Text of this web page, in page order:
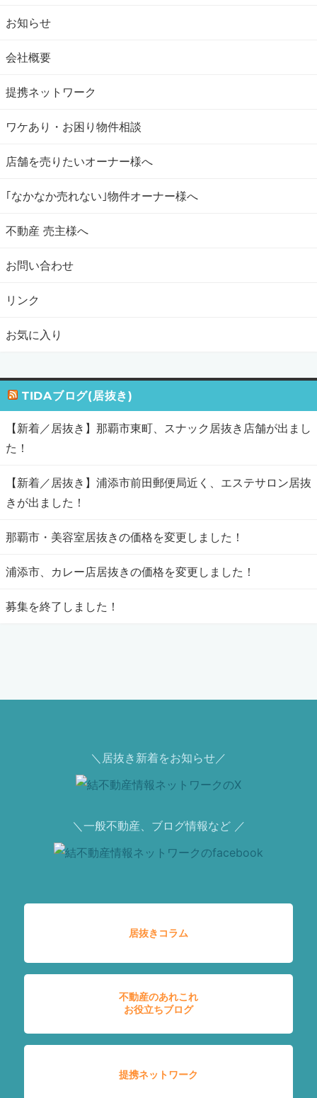
お知らせ
会社概要
提携ネットワーク
ワケあり・お困り物件相談
店舗を売りたいオーナー様へ
｢なかなか売れない｣物件オーナー様へ
不動産 売主様へ
お問い合わせ
リンク
お気に入り
TIDAブログ(居抜き)
【新着／居抜き】那覇市東町、スナック居抜き店舗が出まし
た！
【新着／居抜き】浦添市前田郵便局近く、エステサロン居抜
きが出ました！
那覇市・美容室居抜きの価格を変更しました！
浦添市、カレー店居抜きの価格を変更しました！
募集を終了しました！
＼居抜き新着をお知らせ／
＼一般不動産、ブログ情報など ／
居抜きコラム
不動産のあれこれ
お役立ちブログ
提携ネットワーク